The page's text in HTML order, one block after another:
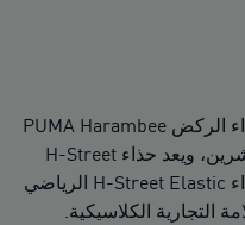
يتميز بتصميم مستوحى من حذاء الركض PUMA Harambee
الشهير من القرن الحادي والعشرين، ويعد حذاء H-Street
قطعة أيقونية خالدة. ويتميز حذاء H-Street Elastic الرياضي
التجارية الكلاسيكية.